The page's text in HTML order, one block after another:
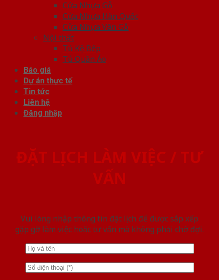
Cửa Nhựa Gỗ
Cửa Nhựa Hàn Quốc
Cửa Nhựa Vân Gỗ
Nội thất
Tủ Kệ Bếp
Tủ Quần Áo
Báo giá
Dự án thực tế
Tin tức
Liên hệ
Đăng nhập
ĐẶT LỊCH LÀM VIỆC / TƯ
VẤN
Vui lòng nhập thông tin đặt lịch để được sắp xếp
gặp gỡ làm việc hoăc tư vấn mà không phải chờ đợi.